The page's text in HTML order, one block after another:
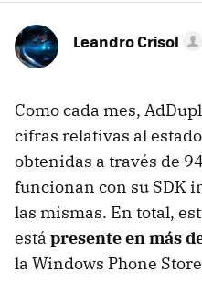
Leandro Crisol
Como cada mes,
cifras relativas al
obtenidas a través de
funcionan con su SDK
las mismas. En total,
está presente en más
la Windows Phone